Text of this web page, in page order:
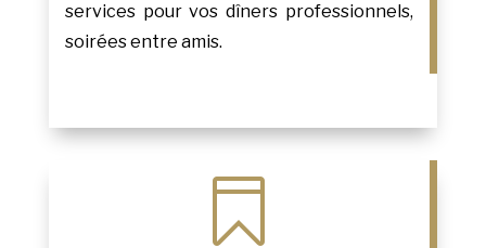
services pour vos dîners professionnels,
soirées entre amis.
